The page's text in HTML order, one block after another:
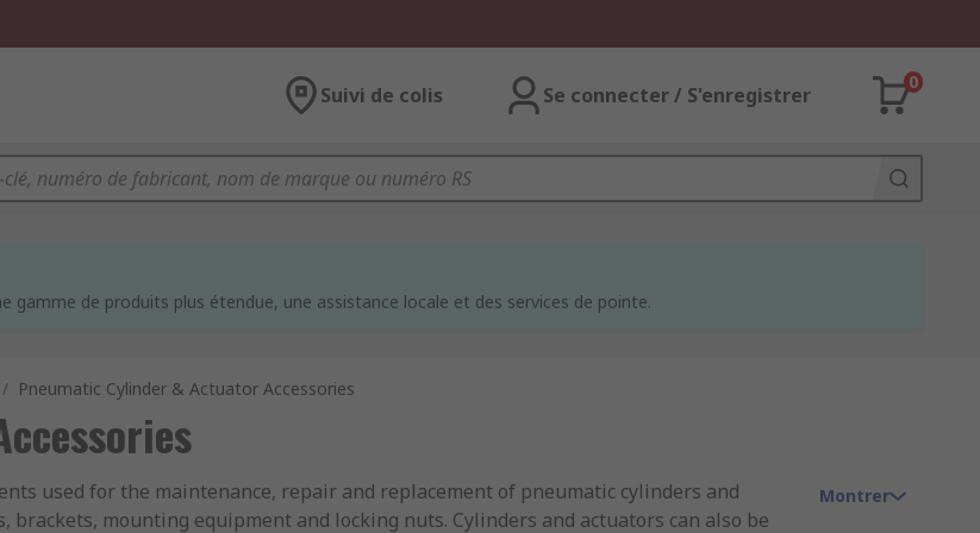
Suivi de colis Se connecter / S'enregistrer
0
gamme de produits plus étendue, une assistance locale et des services de pointe.
/ Pneumatic Cylinder & Actuator Accessories
used for the maintenance, repair and replacement of pneumatic cylinders and
brackets, mounting equipment and locking nuts. Cylinders and actuators can also be
Montrer